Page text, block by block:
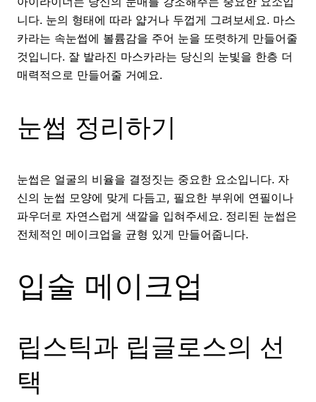
니다. 눈의 형태에 따라 얇거나 두껍게 그려보세요. 마스
카라는 속눈썹에 볼륨감을 주어 눈을 또렷하게 만들어줄
것입니다. 잘 발라진 마스카라는 당신의 눈빛을 한층 더
매력적으로 만들어줄 거예요.
눈썹 정리하기
눈썹은 얼굴의 비율을 결정짓는 중요한 요소입니다. 자
신의 눈썹 모양에 맞게 다듬고, 필요한 부위에 연필이나
파우더로 자연스럽게 색깔을 입혀주세요. 정리된 눈썹은
전체적인 메이크업을 균형 있게 만들어줍니다.
입술 메이크업
립스틱과 립글로스의 선
택